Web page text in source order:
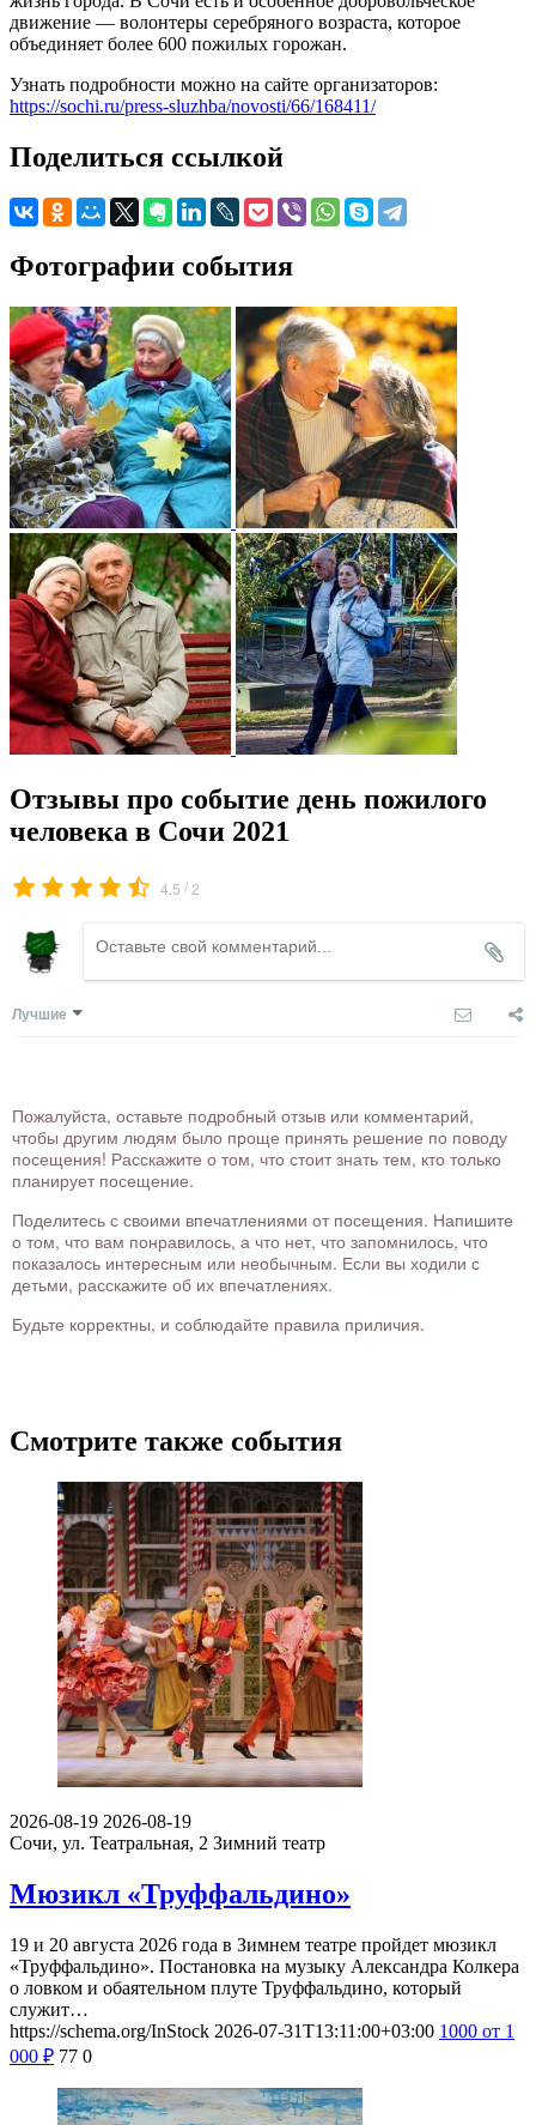
движение — волонтеры серебряного возраста, которое
объединяет более 600 пожилых горожан.
Узнать подробности можно на сайте организаторов:
https://sochi.ru/press-sluzhba/novosti/66/168411/
Поделиться ссылкой
Фотографии события
Отзывы про событие день пожилого
человека в Сочи 2021
4.5 /2
Лучшие
Пожалуйста, оставьте подробный отзыв или комментарий,
чтобы другим людям было проще принять решение по поводу
посещения! Расскажите о том, что стоит знать тем, кто только
планирует посещение.
Поделитесь с своими впечатлениями от посещения. Напишите
о том, что вам понравилось, а что нет, что запомнилось, что
показалось интересным или необычным. Если вы ходили с
детьми, расскажите об их впечатлениях.
Будьте корректны, и соблюдайте правила приличия.
Смотрите также события
2026-08-19 2026-08-19
Сочи, ул. Театральная, 2 Зимний театр
Мюзикл «Труффальдино»
19 и 20 августа 2026 года в Зимнем театре пройдет мюзикл
«Труффальдино». Постановка на музыку Александра Колкера
о ловком и обаятельном плуте Труффальдино, который
служит…
https://schema.org/InStock 2026-07-31T13:11:00+03:00 1000 от 1
000 ₽ 77 0